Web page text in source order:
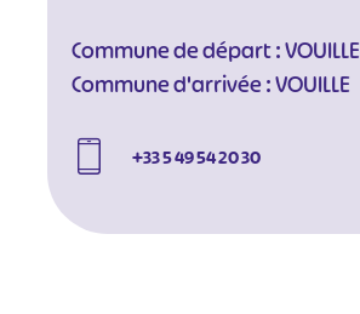
Commune de départ : VOUILLE
Commune d'arrivée : VOUILLE
+33 5 49 54 20 30